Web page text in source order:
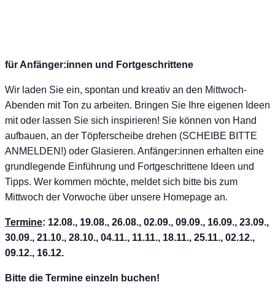
für Anfänger:innen und Fortgeschrittene
Wir laden Sie ein, spontan und kreativ an den Mittwoch-
Abenden mit Ton zu arbeiten. Bringen Sie Ihre eigenen Ideen
mit oder lassen Sie sich inspirieren! Sie können von Hand
aufbauen, an der Töpferscheibe drehen (SCHEIBE BITTE
ANMELDEN!) oder Glasieren. Anfänger:innen erhalten eine
grundlegende Einführung und Fortgeschrittene Ideen und
Tipps. Wer kommen möchte, meldet sich bitte bis zum
Mittwoch der Vorwoche über unsere Homepage an.
Termine: 12.08., 19.08., 26.08., 02.09., 09.09., 16.09., 23.09.,
30.09., 21.10., 28.10., 04.11., 11.11., 18.11., 25.11., 02.12.,
09.12., 16.12.
Bitte die Termine einzeln buchen!